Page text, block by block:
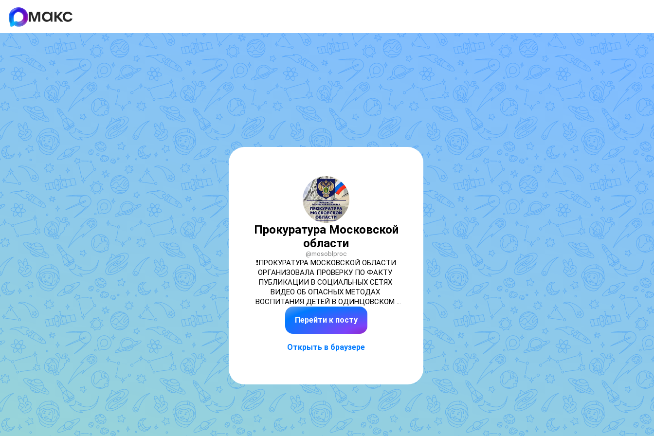
Прокуратура Московской
области
@mosoblproc
❗️ПРОКУРАТУРА МОСКОВСКОЙ ОБЛАСТИ
ОРГАНИЗОВАЛА ПРОВЕРКУ ПО ФАКТУ
ПУБЛИКАЦИИ В СОЦИАЛЬНЫХ СЕТЯХ
ВИДЕО ОБ ОПАСНЫХ МЕТОДАХ
ВОСПИТАНИЯ ДЕТЕЙ В ОДИНЦОВСКОМ
ГОРОДСКОМ ОКРУГЕ
В социальных медиа опубликован
Жаворонки Одинцовского городского
нож в область живота подростка.
В ходе проверки, проведение которой
поручено Одинцовской городской
прокуратуре, будет дана правовая  оценка
Перейти к посту
Открыть в браузере